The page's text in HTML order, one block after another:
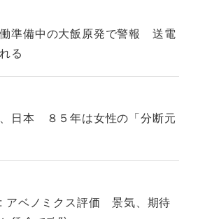
準備中の大飯原発で警報 送電
る
日本 ８５年は女性の「分断元
アベノミクス評価 景気、期待